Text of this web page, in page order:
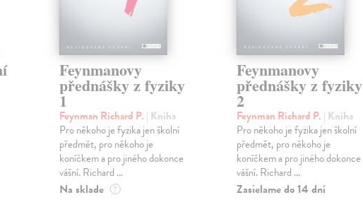
Feynmanovy
přednášky z fyziky
1
Feynman Richard P. | Kniha
Pro někoho je fyzika jen školní
předmět, pro někoho je
koníčkem a pro jiného dokonce
vášní. Richard ...
Na sklade ?
Feynmanovy
přednášky z fyziky
2
Feynman Richard P. | Kniha
Pro někoho je fyzika jen školní
předmět, pro někoho je
koníčkem a pro jiného dokonce
vášní. Richard ...
Zasielame do 14 dní